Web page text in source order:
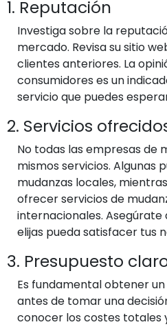
1. Reputación
Investiga sobre la
mercado. Revisa su sitio
clientes anteriores. La
consumidores es un
servicio que puedes
2. Servicios
No todas las empresas de
mismos servicios. Algunas
mudanzas locales,
ofrecer servicios de
internacionales. Asegúrate
elijas pueda satisfacer tus
3. Presupuesto
Es fundamental obtener
antes de tomar una
conocer los costes totales